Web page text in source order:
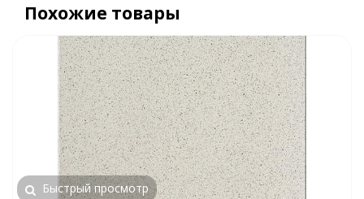
Похожие товары
Быстрый просмотр